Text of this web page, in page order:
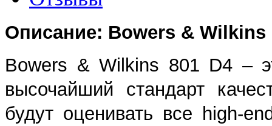
Описание: Bowers & Wilkins
Bowers & Wilkins 801 D4 –
высочайший стандарт
будут оценивать все high-